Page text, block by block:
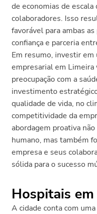
de economias de
colaboradores. Isso
favorável para ambas
confiança e parceria
Em resumo, investir em
empresarial em Limeira
preocupação com a
investimento
qualidade de vida, no
competitividade da
abordagem proativa
humano, mas também
empresa e seus
sólida para o sucesso
Hospitais
A cidade conta com